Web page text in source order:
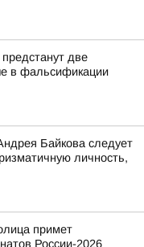
две
в фальсификации
Байкова следует
личность,
примет
России-2026